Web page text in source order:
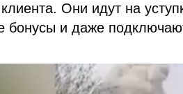
Они идут на
бонусы и даже